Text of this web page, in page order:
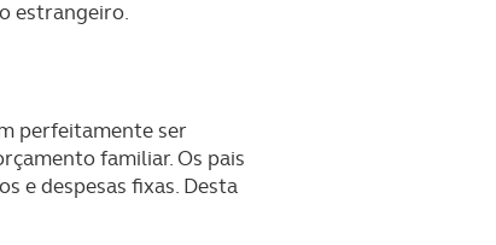
estrangeiro.
perfeitamente ser
familiar. Os pais
e despesas fixas. Desta